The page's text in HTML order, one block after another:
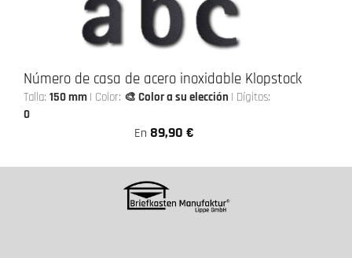
Número de casa de acero inoxidable Klopstock
Talla:150 mm | Color: 🎨 Color a su elección | Dígitos:
0
En 89,90 €